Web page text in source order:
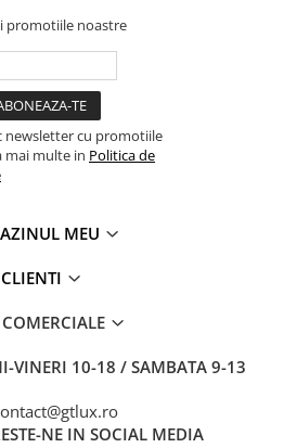
promotiile noastre
newsletter cu promotiile
mai multe in Politica de
MEU
CLIENTI
VINERI 10-18 / SAMBATA 9-13
NE IN SOCIAL MEDIA